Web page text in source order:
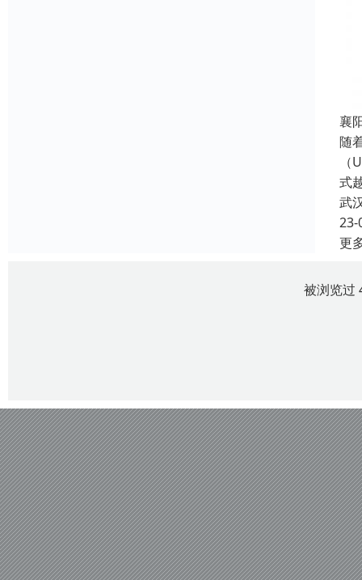
襄
随
式
武
23-
更
被浏览过